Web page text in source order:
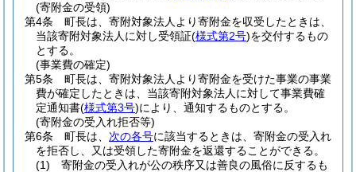
(寄附金の受領)
第4条
町長は、寄附対象法人より寄附金を収受したときは、
当該寄附対象法人に対し受領証(様式第2号)を交付するもの
とする。
(事業費の確定)
第5条
町長は、寄附対象法人より寄附金を受けた事業の事業
費が確定したときは、当該寄附対象法人に対して事業費確
定通知書(様式第3号)により、通知するものとする。
(寄附金の受入れ拒否等)
第6条
町長は、 次の各号に該当するときは、寄附金の受入れ
を拒否し、又は受領した寄附金を返還することができる。
(1)
寄附金の受入れが公の秩序又は善良の風俗に反するも